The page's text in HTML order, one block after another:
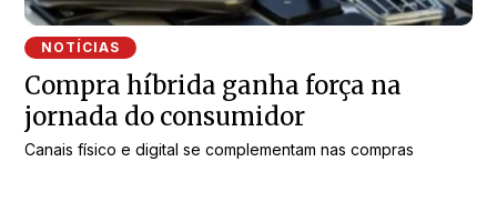
NOTÍCIAS
Compra híbrida ganha força na
jornada do consumidor
Canais físico e digital se complementam nas compras